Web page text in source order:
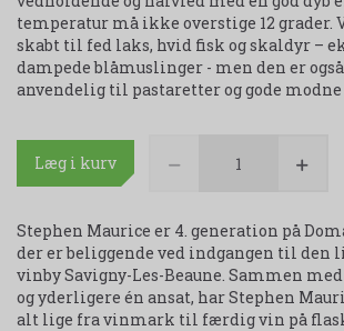
temperatur må ikke overstige 12 grader.
skabt til fed laks, hvid fisk og skaldyr –
dampede blåmuslinger - men den er
anvendelig til pastaretter og gode modne
Læg i kurv
Stephen Maurice er 4. generation på
der er beliggende ved indgangen til den
vinby Savigny-Les-Beaune. Sammen
og yderligere én ansat, har Stephen
alt lige fra vinmark til færdig vin på